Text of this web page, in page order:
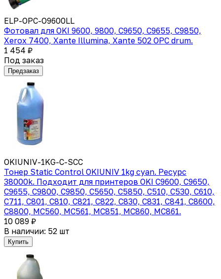
ELP-OPC-O9600LL
Фотовал для OKI 9600, 9800, C9650, C9655, C9850,
Xerox 7400, Xante Illumina, Xante 502 OPC drum.
1 454 ₽
Под заказ
Предзаказ
OKIUNIV-1KG-C-SCC
Тонер Static Control OKIUNIV 1kg cyan. Ресурс
38000k. Подходит для принтеров OKI C9600, C9650,
C9655, C9800, C9850, C5650, C5850, C510, C530, C610,
C711, C801, C810, C821, C822, C830, C831, C841, C8600,
C8800, MC560, MC561, MC851, MC860, MC861.
10 089 ₽
В наличии: 52 шт
Купить